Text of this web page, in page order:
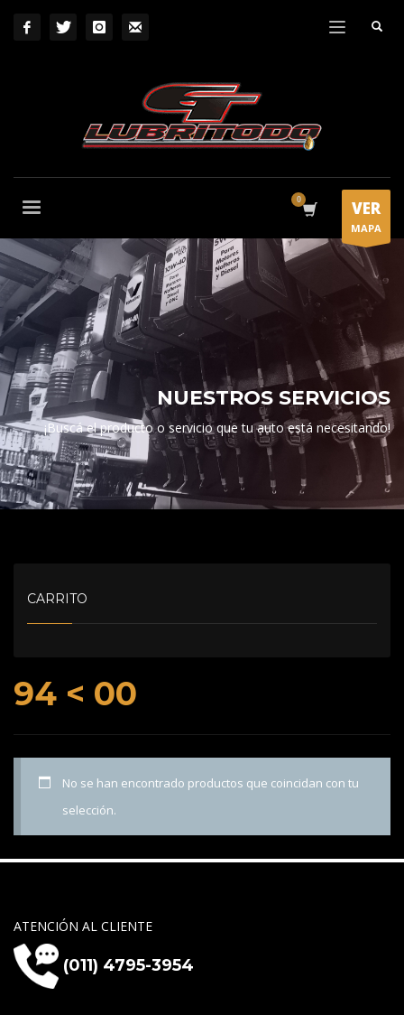
VER
MAPA
NUESTROS SERVICIOS
¡Buscá el producto o servicio que tu auto está necesitando!
94 < 00
No se han encontrado productos que coincidan con tu
selección.
CARRITO
ATENCIÓN AL CLIENTE
(011) 4795-3954